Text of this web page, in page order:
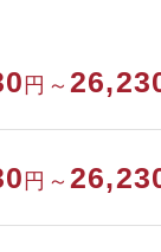
円～
円～